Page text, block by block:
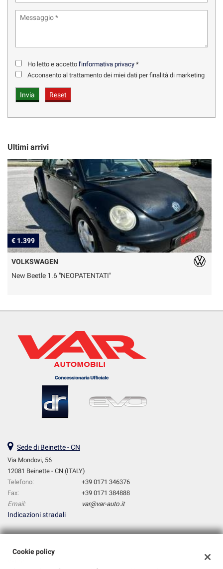
Ho letto e accetto l'informativa privacy *
Acconsento al trattamento dei miei dati per finalità di marketing
Ultimi arrivi
€ 1.399
VOLKSWAGEN
New Beetle 1.6 "NEOPATENTATI"
Sede di Beinette - CN
Via Mondovi, 56
12081 Beinette - CN (ITALY)
Telefono:
+39 0171 346376
Fax:
+39 0171 384888
Email:
var@var-auto.it
Indicazioni stradali
Dati fiscali:
Cookie policy